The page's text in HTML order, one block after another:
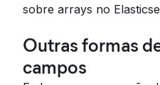
sobre arrays no
Outras formas
campos